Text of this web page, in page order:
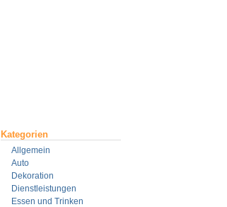
Kategorien
Allgemein
Auto
Dekoration
Dienstleistungen
Essen und Trinken